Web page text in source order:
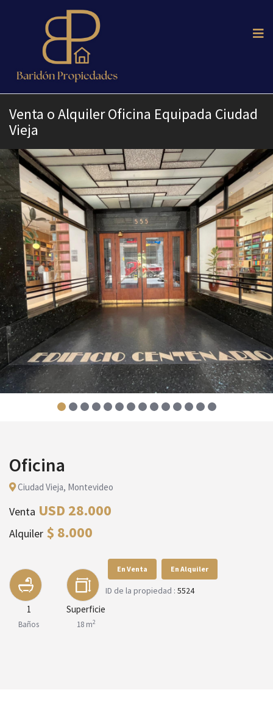
Venta o Alquiler Oficina Equipada Ciudad
Vieja
Oficina
Ciudad Vieja, Montevideo
Venta USD 28.000
Alquiler $ 8.000
1
Baños
Superficie
18 m2
En Venta En Alquiler
ID de la propiedad : 5524